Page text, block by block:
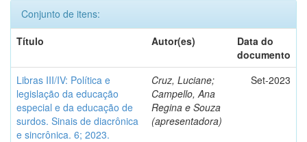
Conjunto de itens:
Título
Autor(es)
Data do
documento
Libras III/IV: Política e
legislação da educação
especial e da educação de
surdos. Sinais de diacrônica
e sincrônica. 6; 2023.
Cruz, Luciane;
Campello, Ana
Regina e Souza
(apresentadora)
Set-2023